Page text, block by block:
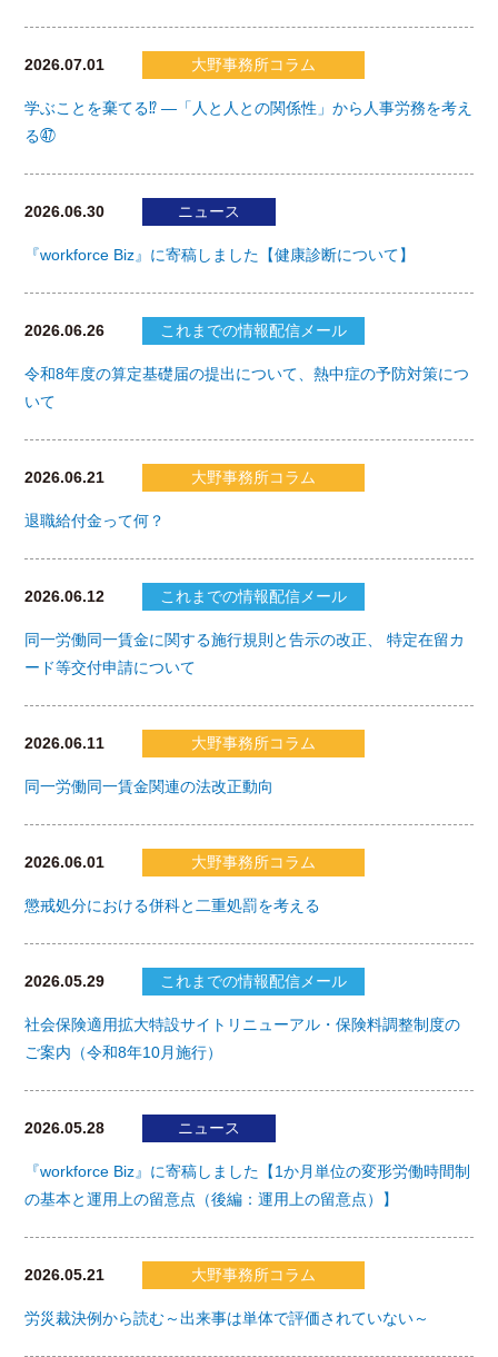
2026.07.01 大野事務所コラム
学ぶことを棄てる⁉ ―「人と人との関係性」から人事労務を考え
る㊼
2026.06.30 ニュース
『workforce Biz』に寄稿しました【健康診断について】
2026.06.26 これまでの情報配信メール
令和8年度の算定基礎届の提出について、熱中症の予防対策につ
いて
2026.06.21 大野事務所コラム
退職給付金って何？
2026.06.12 これまでの情報配信メール
同一労働同一賃金に関する施行規則と告示の改正、 特定在留カ
ード等交付申請について
2026.06.11 大野事務所コラム
同一労働同一賃金関連の法改正動向
2026.06.01 大野事務所コラム
懲戒処分における併科と二重処罰を考える
2026.05.29 これまでの情報配信メール
社会保険適用拡大特設サイトリニューアル・保険料調整制度の
ご案内（令和8年10月施行）
2026.05.28 ニュース
『workforce Biz』に寄稿しました【1か月単位の変形労働時間制
の基本と運用上の留意点（後編：運用上の留意点）】
2026.05.21 大野事務所コラム
労災裁決例から読む～出来事は単体で評価されていない～